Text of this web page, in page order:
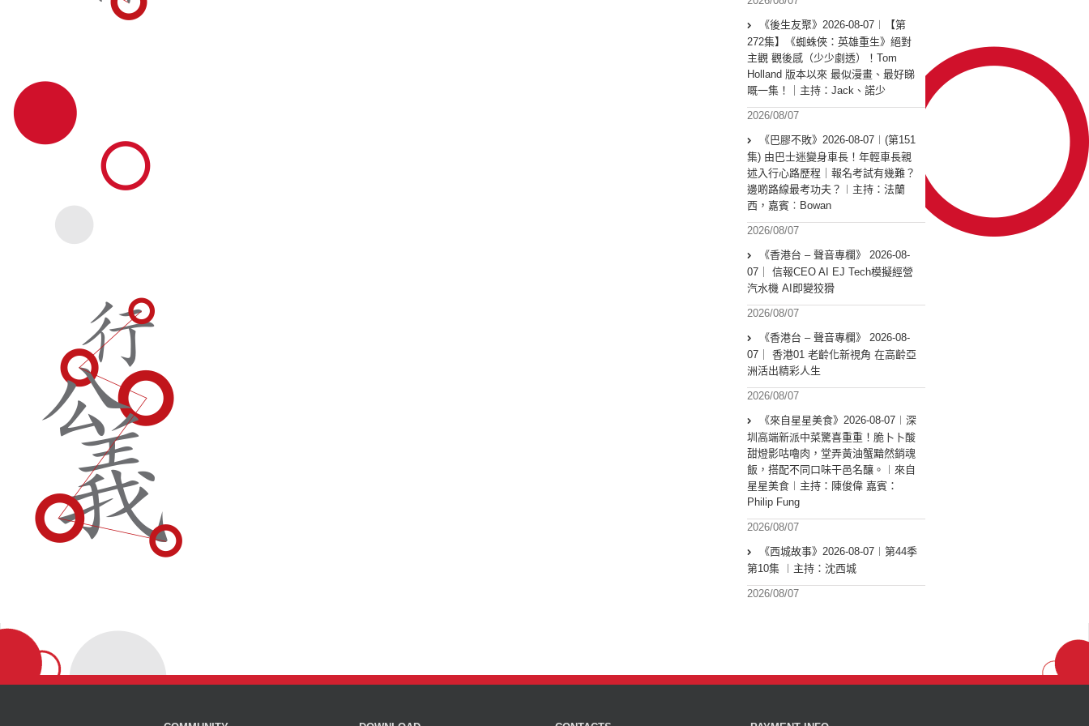
《後生友聚》2026-08-07︱【第
272集】《蜘蛛俠：英雄重生》絕對
主觀 觀後感（少少劇透）！Tom
Holland 版本以來 最似漫畫、最好睇
嘅一集！｜主持：Jack、諾少
2026/08/07
《巴膠不敗》2026-08-07︱(第151
集) 由巴士迷變身車長！年輕車長親
述入行心路歷程｜報名考試有幾難？
邊啲路線最考功夫？︱主持：法蘭
西，嘉賓︰Bowan
2026/08/07
《香港台 – 聲音專欄》 2026-08-
07｜ 信報CEO AI EJ Tech模擬經營
汽水機 AI即變狡猾
2026/08/07
《香港台 – 聲音專欄》 2026-08-
07｜ 香港01 老齡化新視角 在高齡亞
洲活出精彩人生
2026/08/07
《來自星星美食》2026-08-07︱深
圳高端新派中菜驚喜重重！脆卜卜酸
甜燈影咕嚕肉，堂弄黃油蟹黯然銷魂
飯，搭配不同口味干邑名釀。︱來自
星星美食︱主持：陳俊偉 嘉賓：
Philip Fung
2026/08/07
《西城故事》2026-08-07︱第44季
第10集 ︱主持：沈西城
2026/08/07